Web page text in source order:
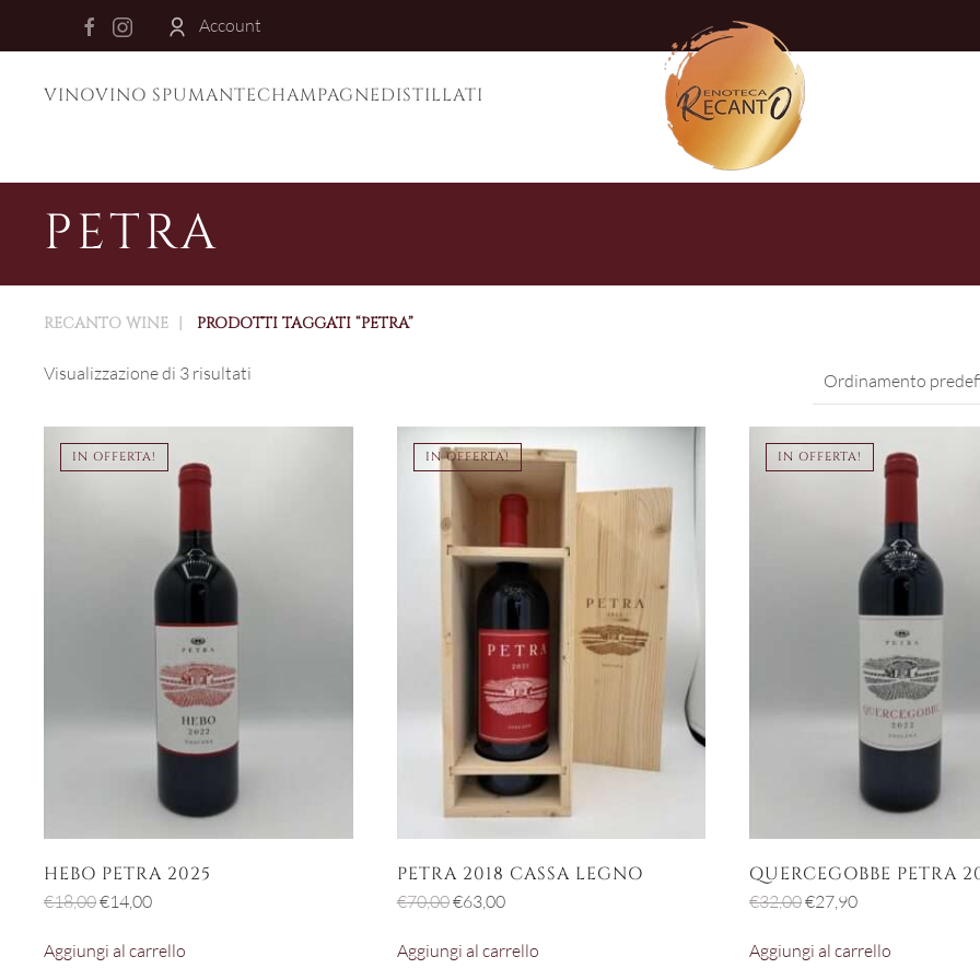
Account
VINOVINO SPUMANTECHAMPAGNEDISTILLATI
PETRA
RECANTO WINE PRODOTTI TAGGATI “PETRA”
Visualizzazione di 3 risultati
IN OFFERTA!
HEBO PETRA 2025
€18,00Il
originale
€14,00Il
attuale
Aggiungi al carrello
IN OFFERTA!
PETRA 2018 CASSA LEGNO
€70,00Il
originale
€63,00Il
attuale
Aggiungi al carrello
IN OFFERTA!
QUERCEGOBBE PETRA
€32,00Il
originale
€27,90Il
attuale
Aggiungi al carrello